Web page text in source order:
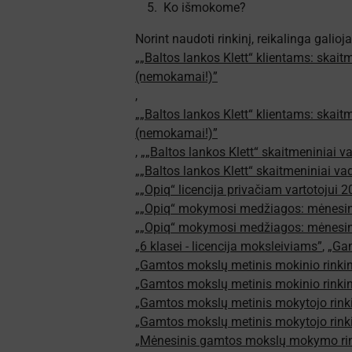
Ko išmokome?
Norint naudoti rinkinį, reikalinga
„„Baltos lankos Klett“ klientams:
(nemokamai!)”
,
„„Baltos lankos Klett“ klientams:
(nemokamai!)”
, „„Baltos lankos Klett“ skaitmeniniai
„„Baltos lankos Klett“ skaitmeniniai
„„Opiq“ licencija privačiam vartotojui
„„Opiq“ mokymosi medžiagos:
„„Opiq“ mokymosi medžiagos:
„6 klasei - licencija moksleiviams”,
„Gamtos mokslų metinis mokinio
„Gamtos mokslų metinis mokinio
„Gamtos mokslų metinis mokytojo
„Gamtos mokslų metinis mokytojo
„Mėnesinis gamtos mokslų mokymo